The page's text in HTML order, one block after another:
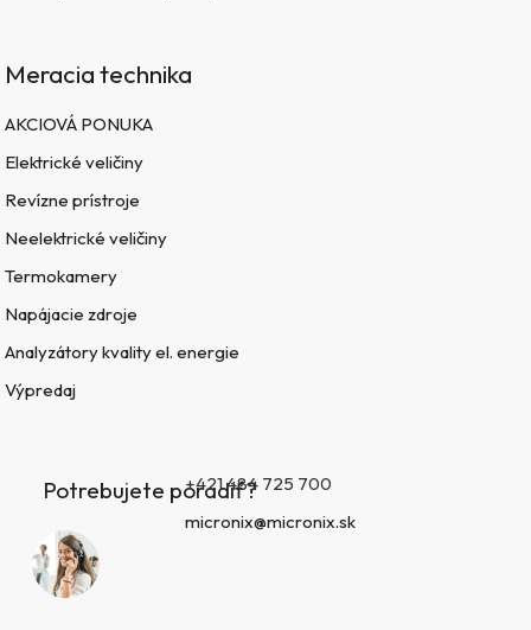
Meracia technika
AKCIOVÁ PONUKA
Elektrické veličiny
Revízne prístroje
Neelektrické veličiny
Termokamery
Napájacie zdroje
Analyzátory kvality el. energie
Výpredaj
Potrebujete poradiť?+421 484 725 700
micronix@micronix.sk